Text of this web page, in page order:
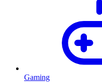
Gaming